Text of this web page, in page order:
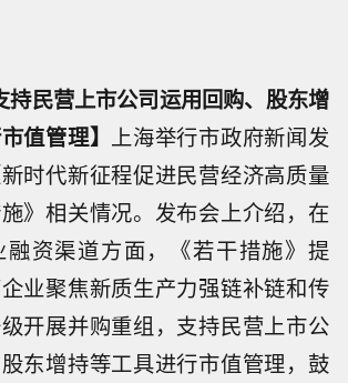
持民营上市公司运用回购、股东增
值管理】 上海举行市政府新闻发
时代新征程促进民营经济高质量
》相关情况。发布会上介绍，在
资渠道方面，《若干措施》提
业聚焦新质生产力强链补链和传
开展并购重组，支持民营上市公
东增持等工具进行市值管理，鼓